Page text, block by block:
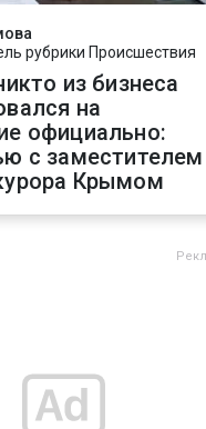
рубрики Происшествия
из бизнеса
на
официально:
с заместителем
Крымом